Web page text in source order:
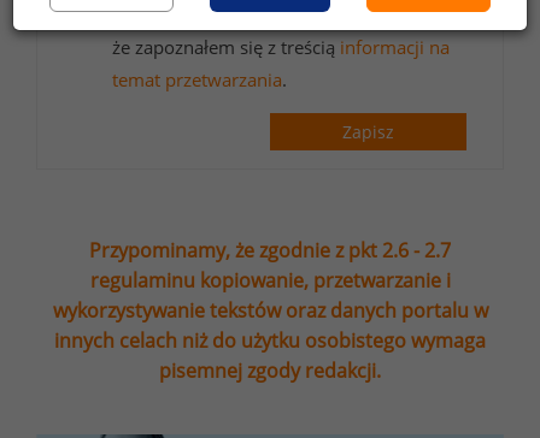
informacji marketingowych. Oświadczam,
że zapoznałem się z treścią informacji na
temat przetwarzania.
Zapisz
Przypominamy, że zgodnie z pkt 2.6 - 2.7
regulaminu kopiowanie, przetwarzanie i
wykorzystywanie tekstów oraz danych portalu w
innych celach niż do użytku osobistego wymaga
pisemnej zgody redakcji.